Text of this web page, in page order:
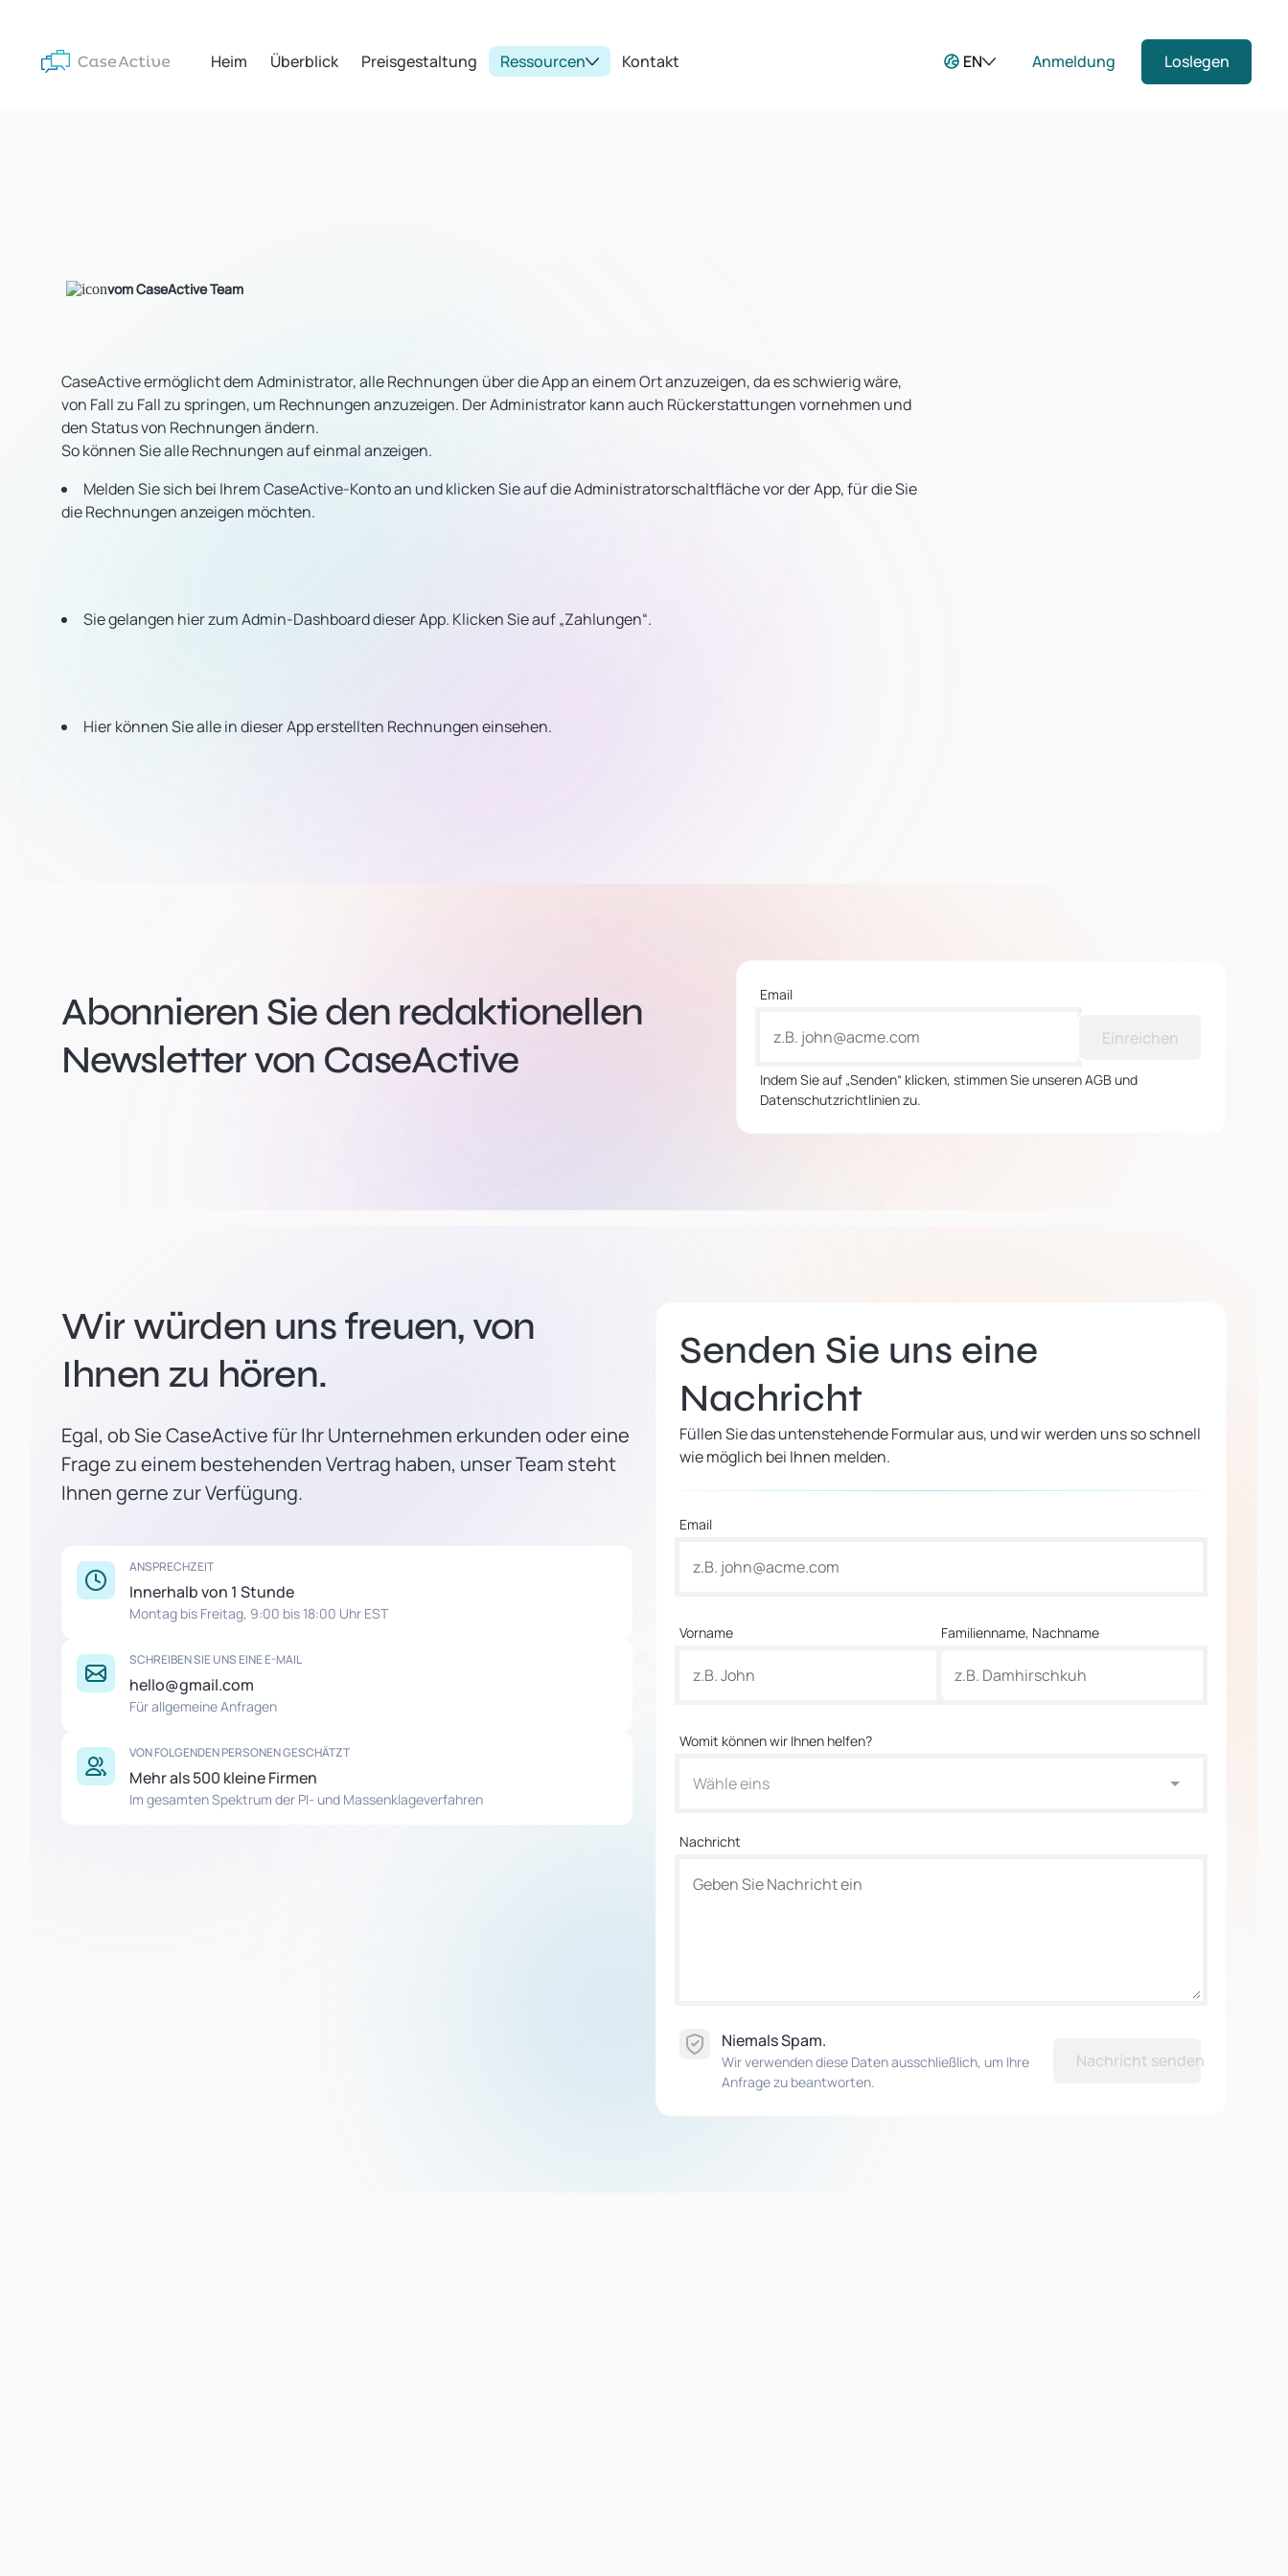
Heim Überblick Preisgestaltung Ressourcen Kontakt EN Anmeldung Loslegen
vom CaseActive Team
CaseActive ermöglicht dem Administrator, alle Rechnungen über die App an einem Ort anzuzeigen, da es schwierig wäre,
von Fall zu Fall zu springen, um Rechnungen anzuzeigen. Der Administrator kann auch Rückerstattungen vornehmen und
den Status von Rechnungen ändern.
So können Sie alle Rechnungen auf einmal anzeigen.
Melden Sie sich bei Ihrem CaseActive-Konto an und klicken Sie auf die Administratorschaltfläche vor der App, für die Sie
die Rechnungen anzeigen möchten.
Sie gelangen hier zum Admin-Dashboard dieser App. Klicken Sie auf „Zahlungen“.
Hier können Sie alle in dieser App erstellten Rechnungen einsehen.
Abonnieren Sie den redaktionellen
Newsletter von CaseActive
Email
Einreichen
Indem Sie auf „Senden“ klicken, stimmen Sie unseren AGB und
Datenschutzrichtlinien zu.
Wir würden uns freuen, von
Ihnen zu hören.
Egal, ob Sie CaseActive für Ihr Unternehmen erkunden oder eine
Frage zu einem bestehenden Vertrag haben, unser Team steht
Ihnen gerne zur Verfügung.
ANSPRECHZEIT
Innerhalb von 1 Stunde
Montag bis Freitag, 9:00 bis 18:00 Uhr EST
SCHREIBEN SIE UNS EINE E-MAIL
hello@gmail.com
Für allgemeine Anfragen
VON FOLGENDEN PERSONEN GESCHÄTZT
Mehr als 500 kleine Firmen
Im gesamten Spektrum der PI- und Massenklageverfahren
Senden Sie uns eine
Nachricht
Füllen Sie das untenstehende Formular aus, und wir werden uns so schnell
wie möglich bei Ihnen melden.
Email
Vorname Familienname, Nachname
Womit können wir Ihnen helfen?
Wähle eins
Nachricht
Niemals Spam.
Wir verwenden diese Daten ausschließlich, um Ihre
Anfrage zu beantworten.
Nachricht senden